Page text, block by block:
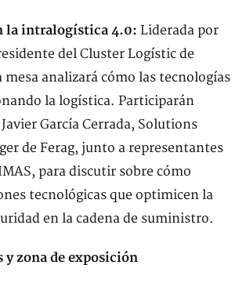
la intralogística 4.0: Liderada por
del Cluster Logístic de
mesa analizará cómo las tecnologías
la logística. Participarán
García Cerrada, Solutions
de Ferag, junto a representantes
para discutir sobre cómo
tecnológicas que optimicen la
en la cadena de suministro.
y zona de exposición